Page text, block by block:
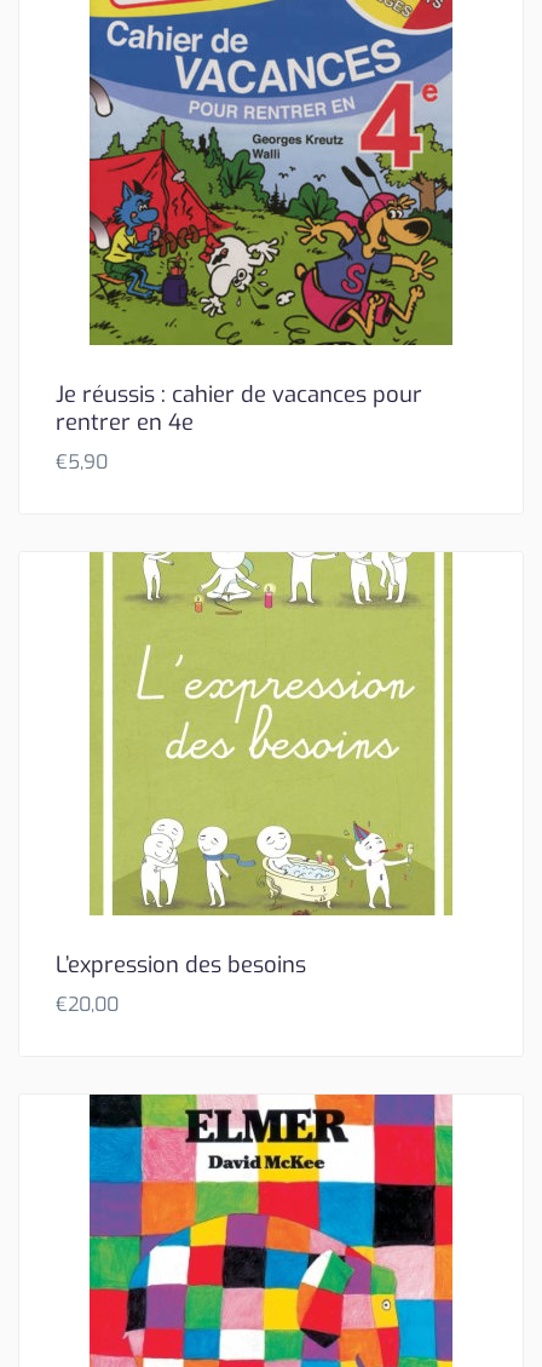
Je réussis : cahier de vacances pour
rentrer en 4e
€5,90
L’expression des besoins
€20,00